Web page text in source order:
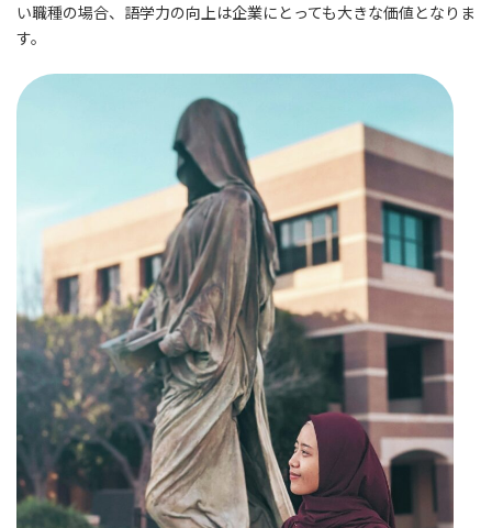
い職種の場合、語学力の向上は企業にとっても大きな価値となりま
す。